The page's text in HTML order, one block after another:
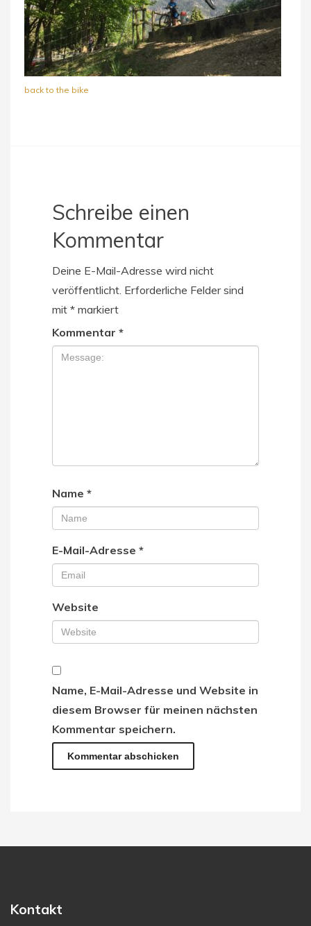
back to the bike
Schreibe einen
Kommentar
Deine E-Mail-Adresse wird nicht
veröffentlicht. Erforderliche Felder sind
mit * markiert
Kommentar *
Name *
E-Mail-Adresse *
Website
Name, E-Mail-Adresse und Website in
diesem Browser für meinen nächsten
Kommentar speichern.
Kontakt